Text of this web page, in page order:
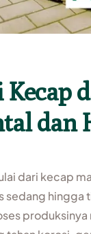
dan
dari kecap
sedang